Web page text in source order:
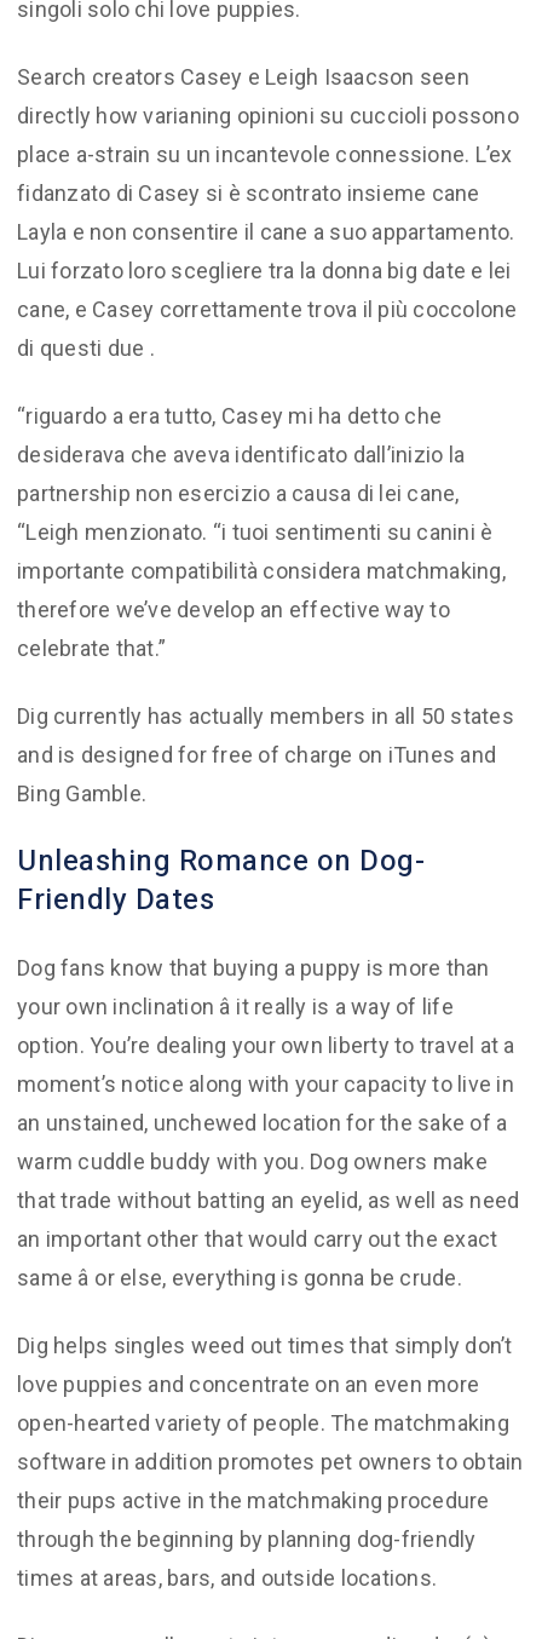
singoli solo chi love puppies.
Search creators Casey e Leigh Isaacson seen
directly how varianing opinioni su cuccioli possono
place a-strain su un incantevole connessione. L’ex
fidanzato di Casey si è scontrato insieme cane
Layla e non consentire il cane a suo appartamento.
Lui forzato loro scegliere tra la donna big date e lei
cane, e Casey correttamente trova il più coccolone
di questi due .
“riguardo a era tutto, Casey mi ha detto che
desiderava che aveva identificato dall’inizio la
partnership non esercizio a causa di lei cane,
“Leigh menzionato. “i tuoi sentimenti su canini è
importante compatibilità considera matchmaking,
therefore we’ve develop an effective way to
celebrate that.”
Dig currently has actually members in all 50 states
and is designed for free of charge on iTunes and
Bing Gamble.
Unleashing Romance on Dog-
Friendly Dates
Dog fans know that buying a puppy is more than
your own inclination â it really is a way of life
option. You’re dealing your own liberty to travel at a
moment’s notice along with your capacity to live in
an unstained, unchewed location for the sake of a
warm cuddle buddy with you. Dog owners make
that trade without batting an eyelid, as well as need
an important other that would carry out the exact
same â or else, everything is gonna be crude.
Dig helps singles weed out times that simply don’t
love puppies and concentrate on an even more
open-hearted variety of people. The matchmaking
software in addition promotes pet owners to obtain
their pups active in the matchmaking procedure
through the beginning by planning dog-friendly
times at areas, bars, and outside locations.